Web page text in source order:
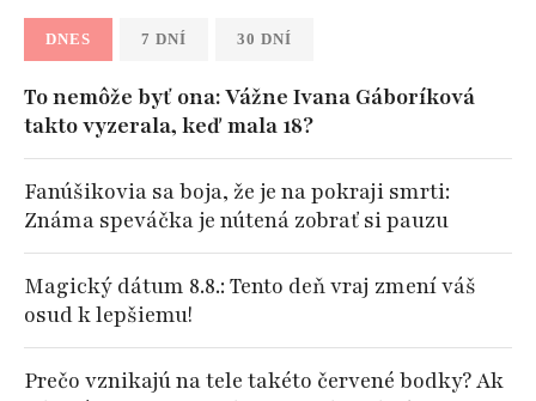
DNES 7 DNÍ 30 DNÍ
To nemôže byť ona: Vážne Ivana Gáboríková
takto vyzerala, keď mala 18?
Fanúšikovia sa boja, že je na pokraji smrti:
Známa speváčka je nútená zobrať si pauzu
Magický dátum 8.8.: Tento deň vraj zmení váš
osud k lepšiemu!
Prečo vznikajú na tele takéto červené bodky? Ak